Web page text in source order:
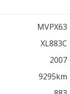
MVPX63
XL883C
2007
9295km